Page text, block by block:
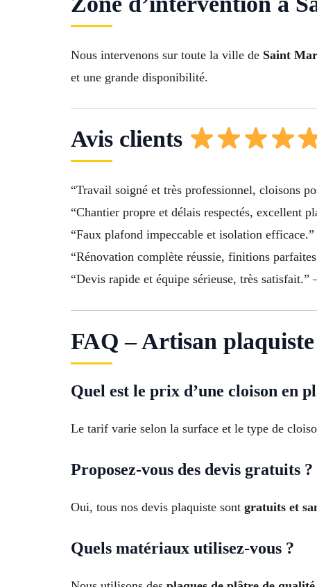
Nous intervenons sur toute la ville de Saint
et une grande disponibilité.
Avis clients
“Travail soigné et très professionnel, cloisons
“Chantier propre et délais respectés, excellent
“Faux plafond impeccable et isolation
“Rénovation complète réussie, finitions
“Devis rapide et équipe sérieuse, très satisfait.”
FAQ – Artisan
Quel est le prix d’une cloison en
Le tarif varie selon la surface et le type de
Proposez-vous des devis gratuits ?
Oui, tous nos devis plaquiste sont gratuits et
Quels matériaux utilisez-vous ?